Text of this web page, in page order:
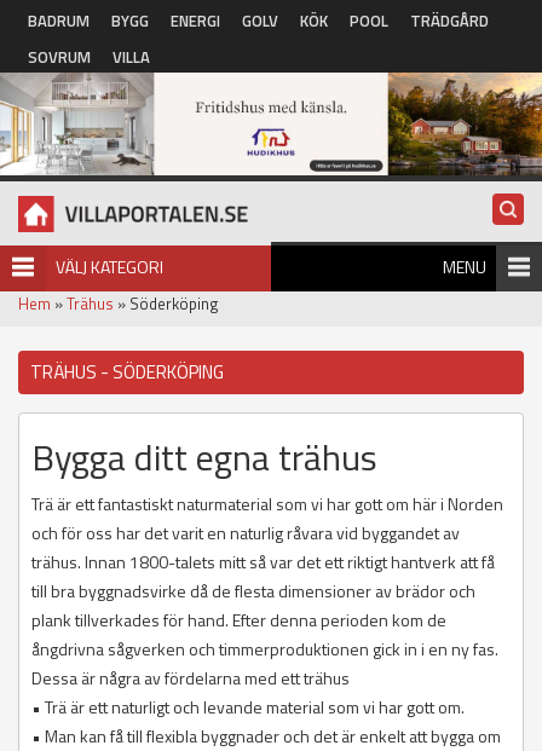
Hoppa till huvudinnehåll
BADRUM BYGG ENERGI GOLV KÖK POOL
TRÄDGÅRD
SOVRUM
VILLA
VÄLJ KATEGORI MENU
Hem »Trähus » Söderköping
TRÄHUS - SÖDERKÖPING
Bygga ditt egna trähus
Trä är ett fantastiskt naturmaterial som vi har gott om här i Norden
och för oss har det varit en naturlig råvara vid byggandet av
trähus. Innan 1800-talets mitt så var det ett riktigt hantverk att få
till bra byggnadsvirke då de flesta dimensioner av brädor och
plank tillverkades för hand. Efter denna perioden kom de
ångdrivna sågverken och timmerproduktionen gick in i en ny fas.
Dessa är några av fördelarna med ett trähus
• Trä är ett naturligt och levande material som vi har gott om.
• Man kan få till flexibla byggnader och det är enkelt att bygga om